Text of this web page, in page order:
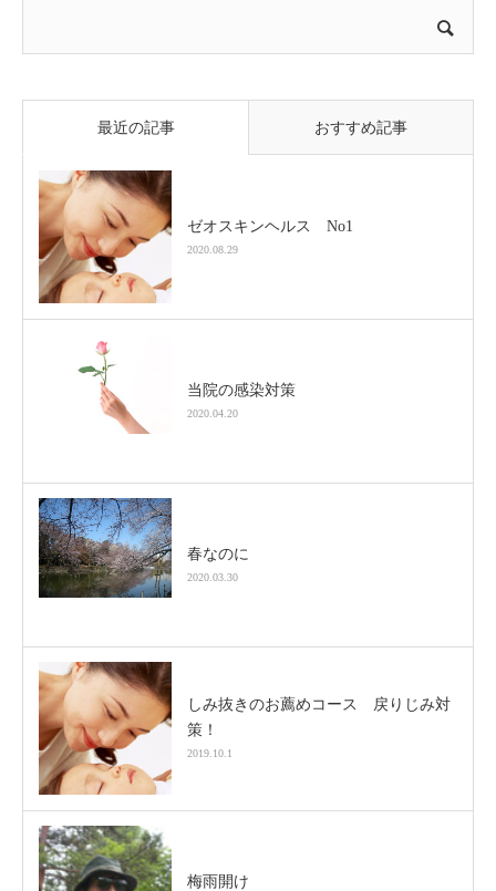
最近の記事 おすすめ記事
ゼオスキンヘルス No1
2020.08.29
当院の感染対策
2020.04.20
春なのに
2020.03.30
しみ抜きのお薦めコース 戻りじみ対
策！
2019.10.1
梅雨開け